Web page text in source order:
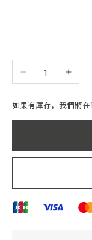
Herve
龍
Type
肩
Elbe
Herve
龍
Type
如果有庫存，我們將在